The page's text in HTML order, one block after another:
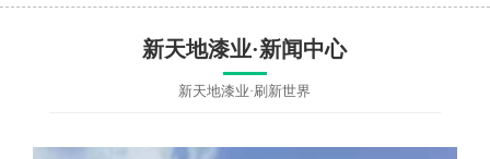
新天地漆业·新闻中心
新天地漆业·刷新世界